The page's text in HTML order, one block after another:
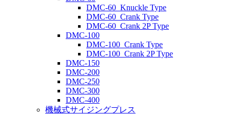
DMC-60_Knuckle Type
DMC-60_Crank Type
DMC-60_Crank 2P Type
DMC-100
DMC-100_Crank Type
DMC-100_Crank 2P Type
DMC-150
DMC-200
DMC-250
DMC-300
DMC-400
機械式サイジングプレス